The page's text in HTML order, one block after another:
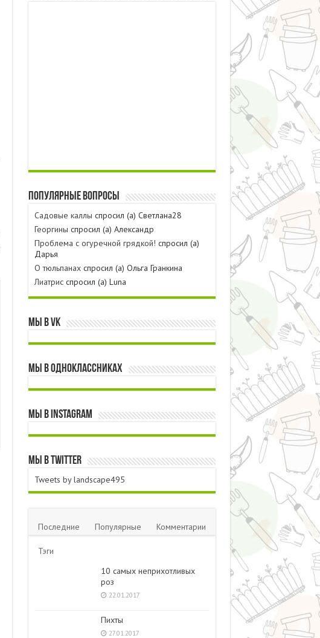
Популярные вопросы
Садовые каллы спросил (а) Светлана28
Георгины спросил (а) Александр
Проблема с огуречной грядкой! спросил (а)
Дарья
О тюльпанахспросил (а) Ольга Гранкина
Лиатрисспросил (а) Luna
Мы в VK
Мы в одноклассниках
Мы в instagram
Мы в Twitter
Tweets by landscape495
Последние Популярные Комментарии
Тэги
10 самых неприхотливых
роз
22.01.2017
Пихты
27.01.2017